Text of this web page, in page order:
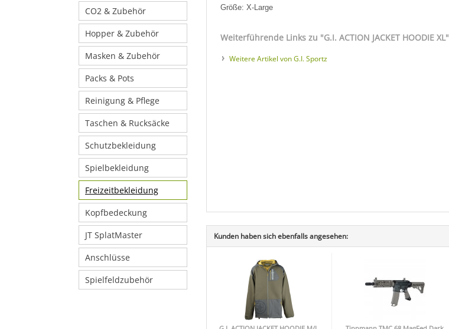
CO2 & Zubehör
Hopper & Zubehör
Masken & Zubehör
Packs & Pots
Reinigung & Pflege
Taschen & Rucksäcke
Schutzbekleidung
Spielbekleidung
Freizeitbekleidung
Kopfbedeckung
JT SplatMaster
Anschlüsse
Spielfeldzubehör
Größe: X-Large
Weiterführende Links zu "G.I. ACTION JACKET HOODIE XL"
Weitere Artikel von G.I. Sportz
Kunden haben sich ebenfalls angesehen: